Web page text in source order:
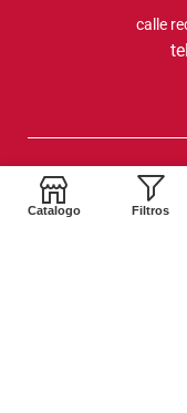
calle
2024. Siglo XXI
Catalogo Filtros